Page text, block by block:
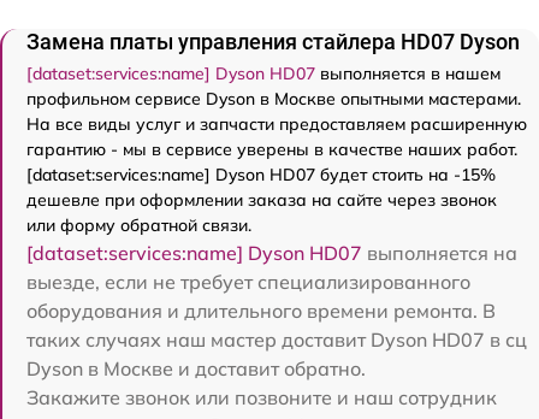
Замена платы управления стайлера HD07 Dyson
[dataset:services:name] Dyson HD07 выполняется в нашем
профильном сервисе Dyson в Москве опытными мастерами.
На все виды услуг и запчасти предоставляем расширенную
гарантию - мы в сервисе уверены в качестве наших работ.
[dataset:services:name] Dyson HD07 будет стоить на -15%
дешевле при оформлении заказа на сайте через звонок
или форму обратной связи.
[dataset:services:name] Dyson HD07 выполняется на
выезде, если не требует специализированного
оборудования и длительного времени ремонта. В
таких случаях наш мастер доставит Dyson HD07 в сц
Dyson в Москве и доставит обратно.
Закажите звонок или позвоните и наш сотрудник